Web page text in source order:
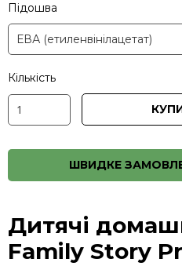
Підошва
Кількість
ШВИДКЕ
Дитячі
Family Story